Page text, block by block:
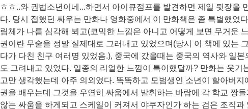
ㅎㅎ..와 권법소년이네...하면서 아이큐점프를 발견하면 제일 뒷장을
다. 당시 접했던 싸우는 만화나 영화중에서 이 만화책은 좀 특별했었
림체가 나름 심각해 뵈고(코믹한 느낌은 아니고 어떻게 보면 무거운
권이란 무술을 정말 실제대로 그러내고 있었으며(당시 이 책에 있는
다가 다친 친구 여러명 있었음.), 중국에 갔을때는 중국의 역사와 일본
도 그려내고 있었다. 일종의 리얼한 느낌이 특이했달까? 만화는 웃기
고만 생각했는데 아주 의외였다. 똑똑하고 모범생인 소년이 할아버지
권을 배우는데 그것을 우연히 싸움에서 발휘하는 바람에 각 학교 짱들
않는 싸움을 하게되고 스케일이 커져서 야쿠자인가 하는 검은 조직과